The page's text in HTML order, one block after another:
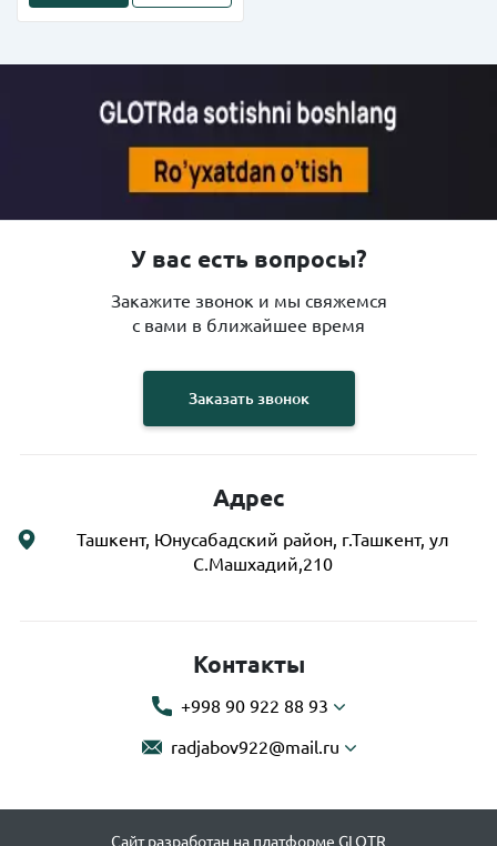
У вас есть вопросы?
Закажите звонок и мы свяжемся
с вами в ближайшее время
Заказать звонок
Адрес
Ташкент, Юнусабадский район, г.Ташкент, ул
С.Машхадий,210
Контакты
+998 90 922 88 93
radjabov922@mail.ru
Сайт разработан на платформе GLOTR